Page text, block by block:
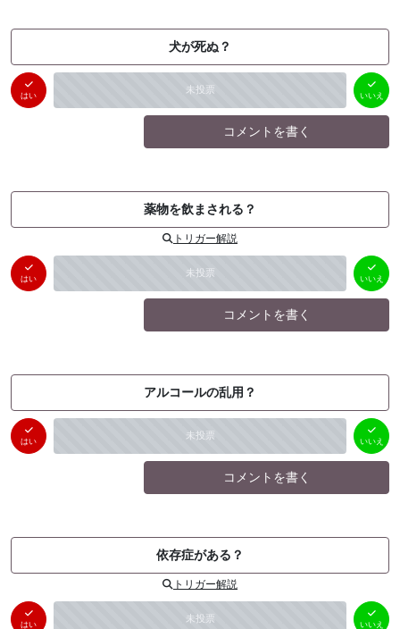
犬が死ぬ？
はい 未投票
いいえ
（ 0件）
いいえ
コメントを書く
薬物を飲まされる？
トリガー解説
はい 未投票
いいえ
（ 0件）
いいえ
コメントを書く
アルコールの乱用？
はい 未投票
いいえ
（ 0件）
いいえ
コメントを書く
依存症がある？
トリガー解説
はい 未投票
いいえ
（ 0件）
いいえ